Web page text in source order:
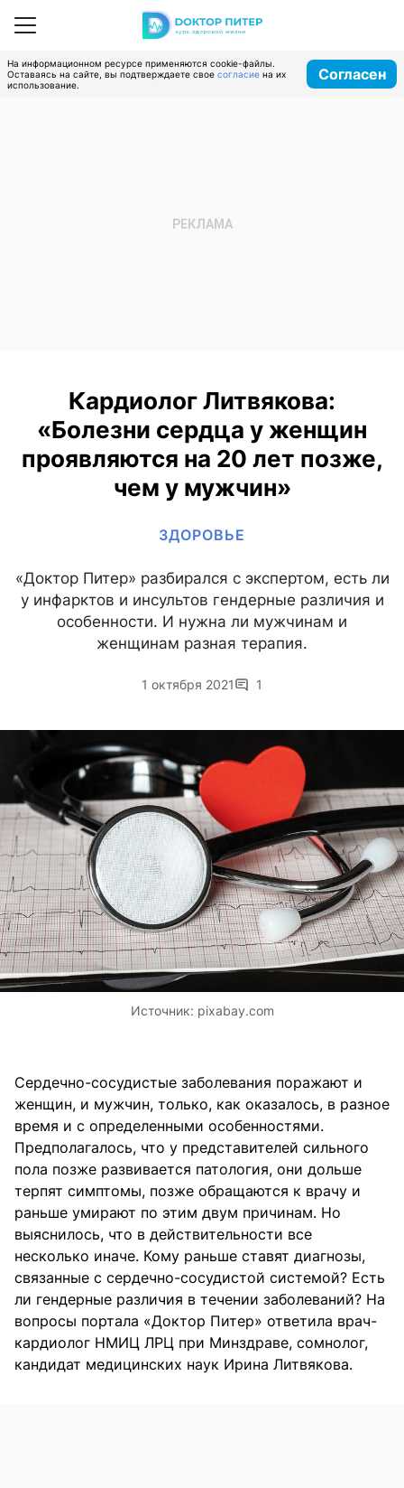
На информационном ресурсе применяются cookie-файлы.
Оставаясь на сайте, вы подтверждаете свое согласие на их
использование.
Согласен
Кардиолог Литвякова:
«Болезни сердца у женщин
проявляются на 20 лет позже,
чем у мужчин»
ЗДОРОВЬЕ
«Доктор Питер» разбирался с экспертом, есть ли
у инфарктов и инсультов гендерные различия и
особенности. И нужна ли мужчинам и
женщинам разная терапия.
1 октября 2021 1
Источник: pixabay.com
Сердечно-сосудистые заболевания поражают и
женщин, и мужчин, только, как оказалось, в разное
время и с определенными особенностями.
Предполагалось, что у представителей сильного
пола позже развивается патология, они дольше
терпят симптомы, позже обращаются к врачу и
раньше умирают по этим двум причинам. Но
выяснилось, что в действительности все
несколько иначе. Кому раньше ставят диагнозы,
связанные с сердечно-сосудистой системой? Есть
ли гендерные различия в течении заболеваний? На
вопросы портала «Доктор Питер» ответила врач-
кардиолог НМИЦ ЛРЦ при Минздраве, сомнолог,
кандидат медицинских наук Ирина Литвякова.